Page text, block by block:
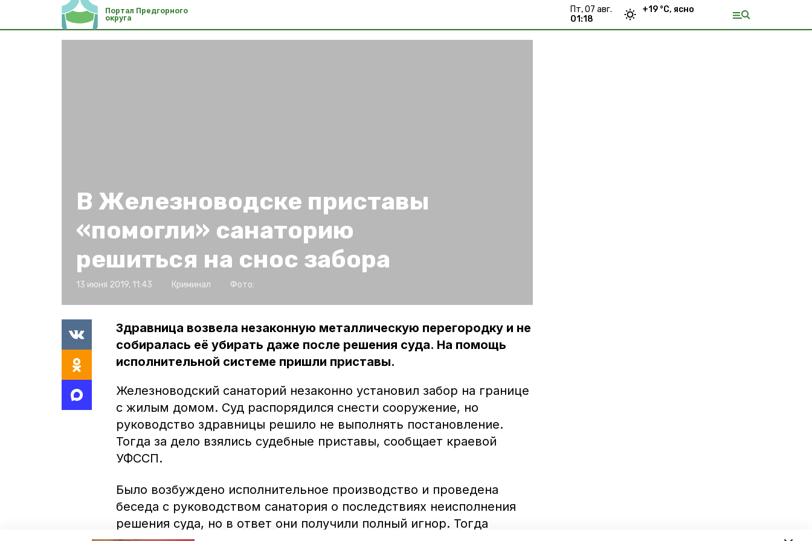
Портал Предгорного
округа
пт, 07 авг.
01:18
+19 °С, ясно
В Железноводске приставы
«помогли» санаторию
решиться на снос забора
13 июня 2019, 11:43 Криминал Фото:
Здравница возвела незаконную металлическую перегородку и не
собиралась её убирать даже после решения суда. На помощь
исполнительной системе пришли приставы.
Железноводский санаторий незаконно установил забор на границе
с жилым домом. Суд распорядился снести сооружение, но
руководство здравницы решило не выполнять постановление.
Тогда за дело взялись судебные приставы, сообщает краевой
УФССП.
Было возбуждено исполнительное производство и проведена
беседа с руководством санатория о последствиях неисполнения
решения суда, но в ответ они получили полный игнор. Тогда